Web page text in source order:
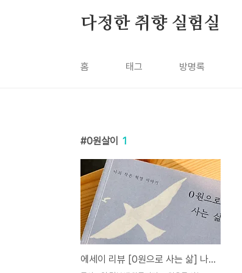
다정한 취향 실험실
홈 태그 방명록
0원살이 1
에세이 리뷰 [0원으로 사는 삶] 나의 작은 혁명 이야기_ 박정미 지음 / 들녘